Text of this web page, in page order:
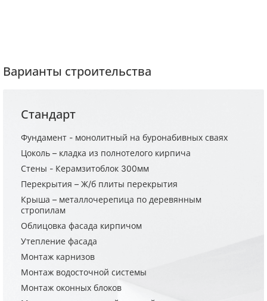
Варианты строительства
Стандарт
Фундамент - монолитный на буронабивных сваях
Цоколь – кладка из полнотелого кирпича
Стены - Керамзитоблок 300мм
Перекрытия – Ж/б плиты перекрытия
Крыша – металлочерепица по деревянным
стропилам
Облицовка фасада кирпичом
Утепление фасада
Монтаж карнизов
Монтаж водосточной системы
Монтаж оконных блоков